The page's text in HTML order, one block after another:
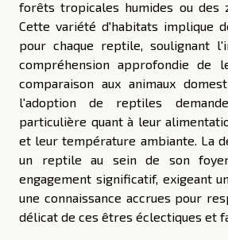
forêts tropicales humides ou des
Cette variété d'habitats implique
pour chaque reptile, soulignant
compréhension approfondie de
comparaison aux animaux
l'adoption de reptiles
particulière quant à leur
et leur température ambiante. La
un reptile au sein de son
engagement significatif, exigeant
une connaissance accrues pour
délicat de ces êtres éclectiques et